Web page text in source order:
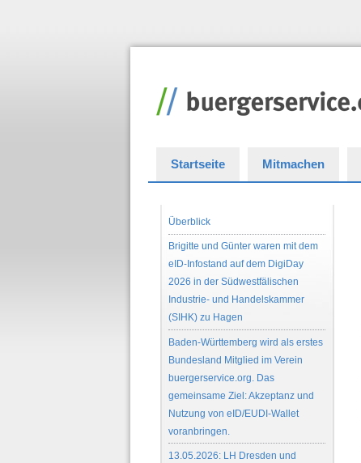
Startseite Mitmachen
Überblick
Brigitte und Günter waren mit dem
eID-Infostand auf dem DigiDay
2026 in der Südwestfälischen
Industrie- und Handelskammer
(SIHK) zu Hagen
Baden-Württemberg wird als erstes
Bundesland Mitglied im Verein
buergerservice.org. Das
gemeinsame Ziel: Akzeptanz und
Nutzung von eID/EUDI-Wallet
voranbringen.
13.05.2026: LH Dresden und